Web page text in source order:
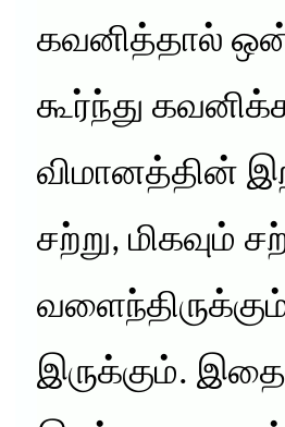
கவனித்தால்
கூர்ந்து
விமானத்தின்
சற்று, மிகவும்
இருக்கும்.